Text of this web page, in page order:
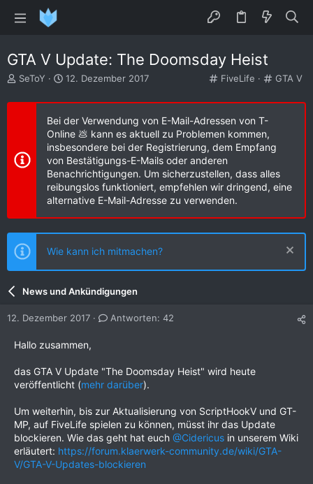
GTA V Update: The Doomsday Heist
K
t
g
o
r
i
e
FiveLife
K
t
r
e
GTA V
E
s
l
e
SeToY
E
s
t
e
l
l
t
a
m
12. Dezember 2017
Bei der Verwendung von E-Mail-Adressen von T-
Online 💩 kann es aktuell zu Problemen kommen,
insbesondere bei der Registrierung, dem Empfang
von Bestätigungs-E-Mails oder anderen
Benachrichtigungen. Um sicherzustellen, dass alles
reibungslos funktioniert, empfehlen wir dringend, eine
alternative E-Mail-Adresse zu verwenden.
Wie kann ich mitmachen?
News und Ankündigungen
12. Dezember 2017 Antworten: 42
Hallo zusammen,
das GTA V Update "The Doomsday Heist" wird heute
veröffentlicht (mehr darüber).
Um weiterhin, bis zur Aktualisierung von ScriptHookV und GT-
MP, auf FiveLife spielen zu können, müsst ihr das Update
blockieren. Wie das geht hat euch @Cidericus in unserem Wiki
erläutert: https://forum.klaerwerk-community.de/wiki/GTA-
V/GTA-V-Updates-blockieren